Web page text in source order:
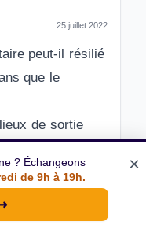
25 juillet 2022
peut-il résilié
que le
de sortie
? Échangeons
de 9h à 19h.
×